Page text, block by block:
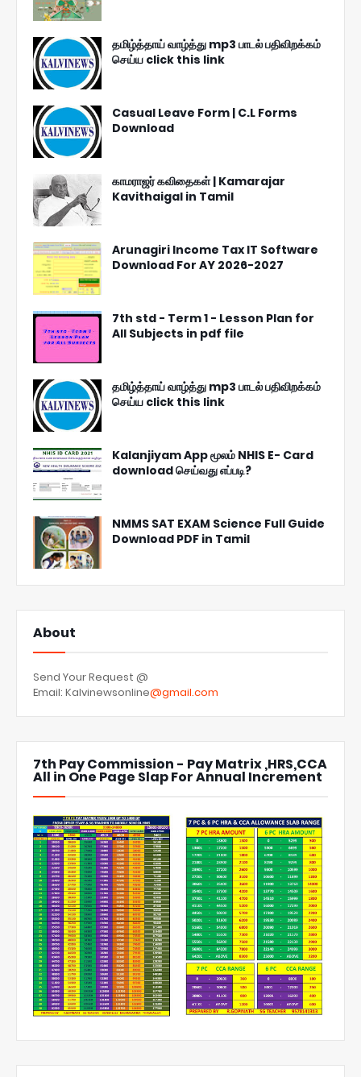
தமிழ்த்தாய் வாழ்த்து mp3 பாடல் பதிவிறக்கம்
செய்ய click this link
Casual Leave Form | C.L Forms
Download
காமராஜர் கவிதைகள் | Kamarajar
Kavithaigal in Tamil
Arunagiri Income Tax IT Software
Download For AY 2026-2027
7th std - Term 1 - Lesson Plan for
All Subjects in pdf file
தமிழ்த்தாய் வாழ்த்து mp3 பாடல் பதிவிறக்கம்
செய்ய click this link
Kalanjiyam App மூலம் NHIS E- Card
download செய்வது எப்படி?
NMMS SAT EXAM Science Full Guide
Download PDF in Tamil
About
Send Your Request @
Email: Kalvinewsonline@gmail.com
7th Pay Commission - Pay Matrix ,HRS,CCA
All in One Page Slap For Annual Increment